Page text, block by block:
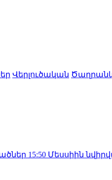
Վերլուծական
նվիրված գոլը